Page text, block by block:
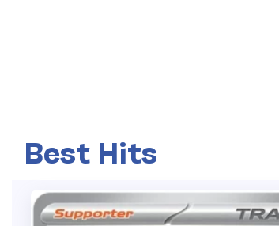
Best Hits